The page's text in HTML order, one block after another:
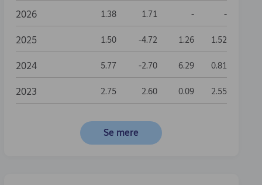
2026 1.38 1.71 Data not available
- Data not
-
2025 1.50 -4.72 1.26 1.52
2024 5.77 -2.70 6.29 0.81
2023 2.75 2.60 0.09 2.55
Se mere